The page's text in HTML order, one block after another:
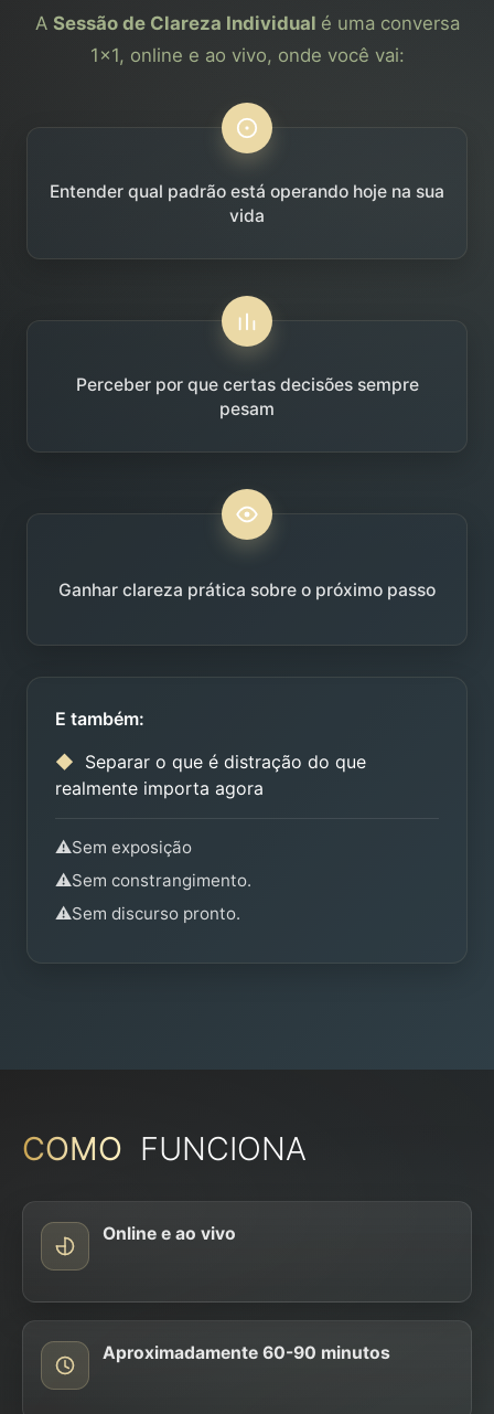
A Sessão de Clareza Individual é uma conversa
1x1, online e ao vivo, onde você vai:
Entender qual padrão está operando hoje na sua
vida
Perceber por que certas decisões sempre
pesam
Ganhar clareza prática sobre o próximo passo
E também:
◆ Separar o que é distração do que
realmente importa agora
⚠️Sem exposição
⚠️Sem constrangimento.
⚠️Sem discurso pronto.
COMO FUNCIONA
Online e ao vivo
Aproximadamente 60-90 minutos